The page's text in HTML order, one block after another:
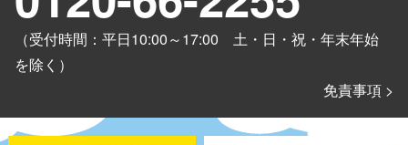
（受付時間：平日10:00～17:00 土・日・祝・年末年始
を除く）
免責事項 >